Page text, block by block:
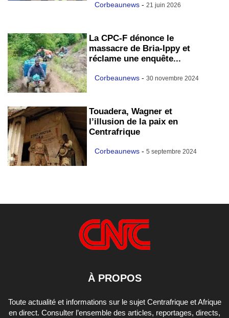
Corbeaunews - 21 juin 2026
La CPC-F dénonce le
massacre de Bria-Ippy et
réclame une enquête...
Corbeaunews - 30 novembre 2024
Touadera, Wagner et
l’illusion de la paix en
Centrafrique
Corbeaunews - 5 septembre 2024
À PROPOS
Toute actualité et informations sur le sujet Centrafrique et Afrique
en direct. Consulter l’ensemble des articles, reportages, directs,